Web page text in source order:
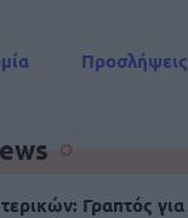
Προσλήψεις
Γραπτός για